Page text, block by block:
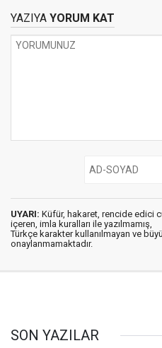
Mecliste İlk Kim
Okudu Biliyor
Musunuz? Hem De
YAZIYA YORUM KAT
UYARI: Küfür, hakaret, rencide edici
içeren, imla kuralları ile yazılmamış,
Türkçe karakter kullanılmayan ve
onaylanmamaktadır.
SON YAZILAR